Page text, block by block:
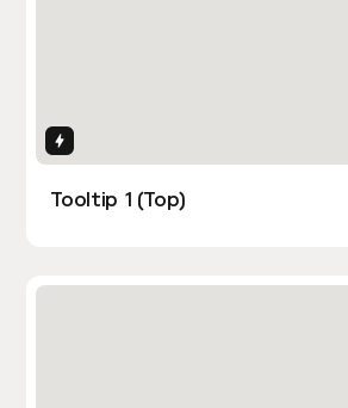
Tooltip 1 (Top)